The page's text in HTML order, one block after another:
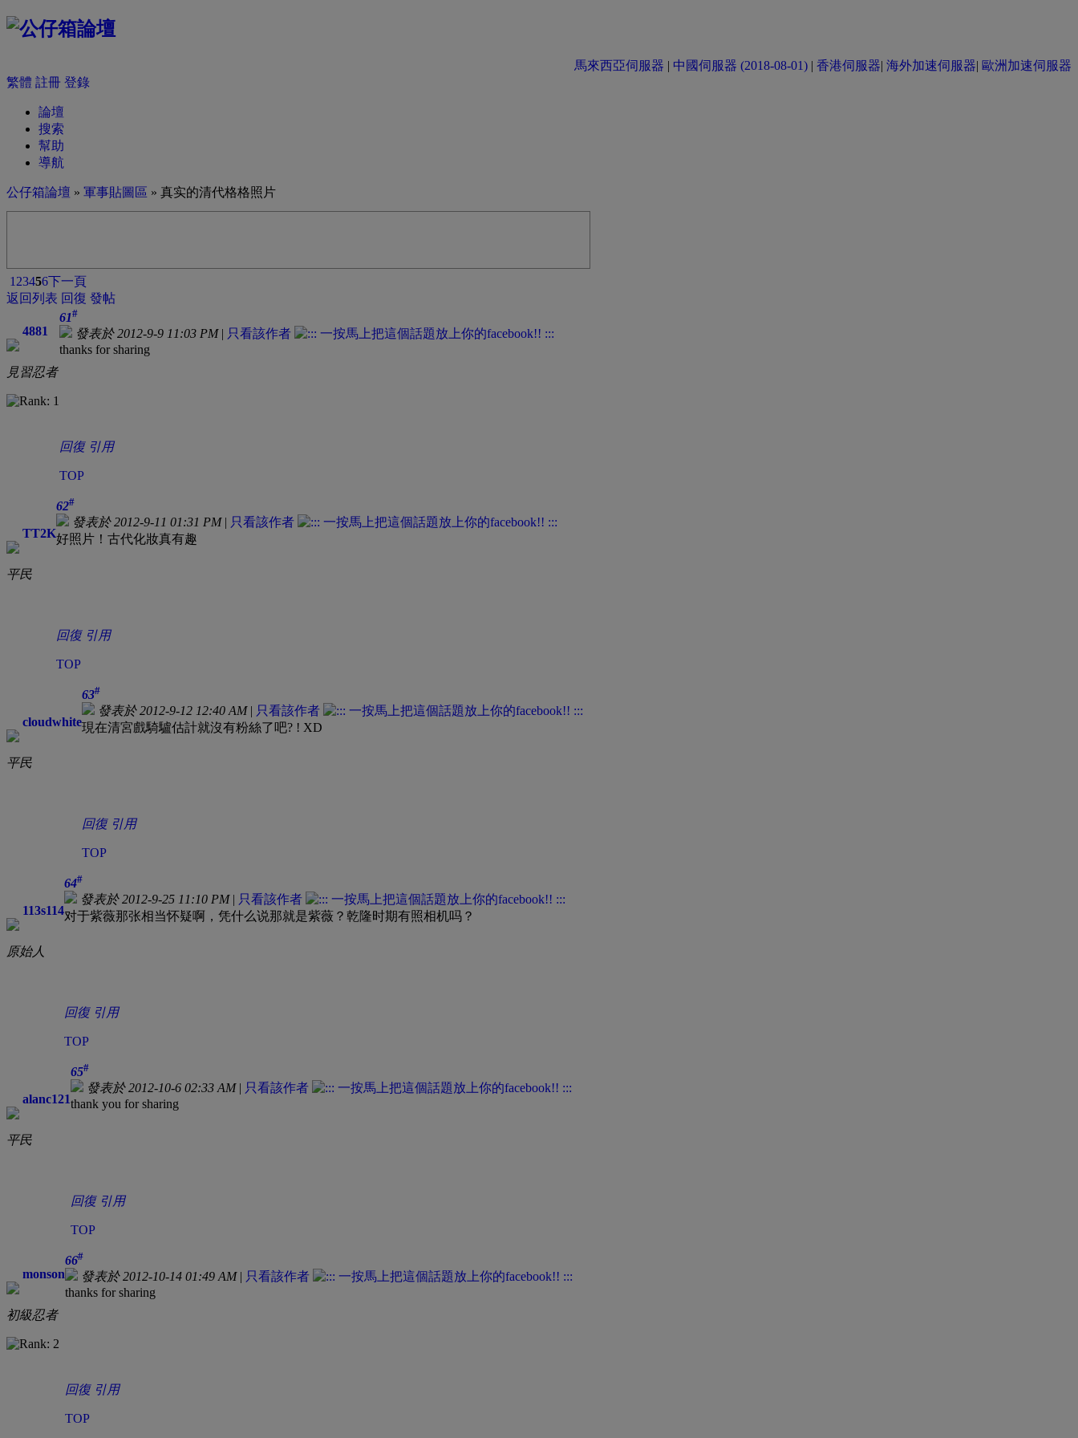
馬來西亞伺服器 | 中國伺服器 (2018-08-01) | 香港伺服器| 海外加速伺服器| 歐洲加速伺服器
繁體 註冊 登錄
論壇
搜索
幫助
導航
公仔箱論壇 » 軍事貼圖區 » 真实的清代格格照片
1 23456下一頁
返回列表 回復 發帖
4881
見習忍者
61#
發表於 2012-9-9 11:03 PM| 只看該作者
thanks for sharing
回復 引用
TOP
TT2K
平民
62#
發表於 2012-9-11 01:31 PM| 只看該作者
好照片！古代化妝真有趣
回復 引用
TOP
cloudwhite
平民
63#
發表於 2012-9-12 12:40 AM| 只看該作者
現在清宮戲騎驢估計就沒有粉絲了吧? ! XD
回復 引用
TOP
113s114
原始人
64#
發表於 2012-9-25 11:10 PM| 只看該作者
对于紫薇那张相当怀疑啊，凭什么说那就是紫薇？乾隆时期有照相机吗？
回復 引用
TOP
alanc121
平民
65#
發表於 2012-10-6 02:33 AM| 只看該作者
thank you for sharing
回復 引用
TOP
monson
初級忍者
66#
發表於 2012-10-14 01:49 AM| 只看該作者
thanks for sharing
回復 引用
TOP